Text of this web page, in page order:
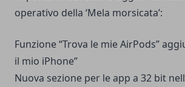
operativo della ‘Mela morsicata’:
Funzione “Trova le mie AirPods”
il mio iPhone”
Nuova sezione per le app a 32 bit